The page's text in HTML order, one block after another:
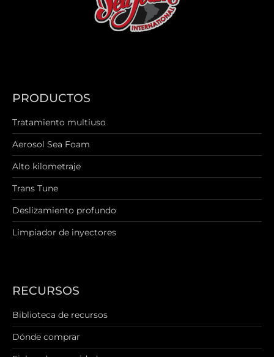
PRODUCTOS
Tratamiento multiuso
Aerosol Sea Foam
Alto kilometraje
Trans Tune
Deslizamiento profundo
Limpiador de inyectores
RECURSOS
Biblioteca de recursos
Dónde comprar